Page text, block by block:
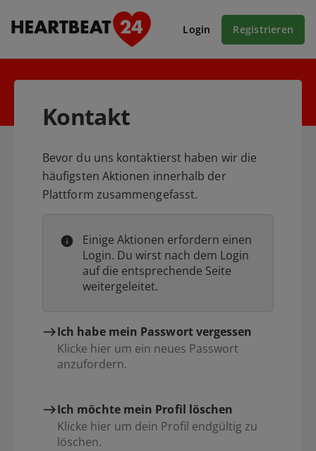
Login Registrieren
Kontakt
Bevor du uns kontaktierst haben wir die
häufigsten Aktionen innerhalb der
Plattform zusammengefasst.
Einige Aktionen erfordern einen
Login. Du wirst nach dem Login
auf die entsprechende Seite
weitergeleitet.
Ich habe mein Passwort vergessen
Klicke hier um ein neues Passwort
anzufordern.
Ich möchte mein Profil löschen
Klicke hier um dein Profil endgültig zu
löschen.